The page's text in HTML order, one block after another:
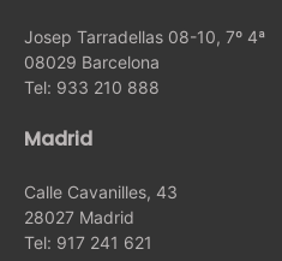
Josep Tarradellas 08-10, 7º 4ª
08029 Barcelona
Tel: 933 210 888
Madrid
Calle Cavanilles, 43
28027 Madrid
Tel: 917 241 621